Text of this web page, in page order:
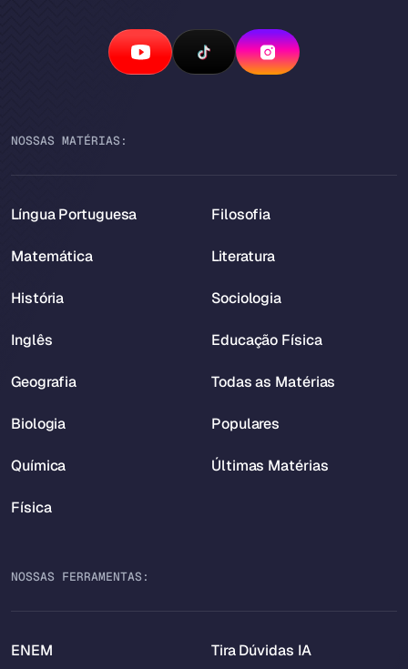
NOSSAS MATÉRIAS:
Língua Portuguesa
Matemática
História
Inglês
Geografia
Biologia
Química
Física
Filosofia
Literatura
Sociologia
Educação Física
Todas as Matérias
Populares
Últimas Matérias
NOSSAS FERRAMENTAS:
ENEM Tira Dúvidas IA